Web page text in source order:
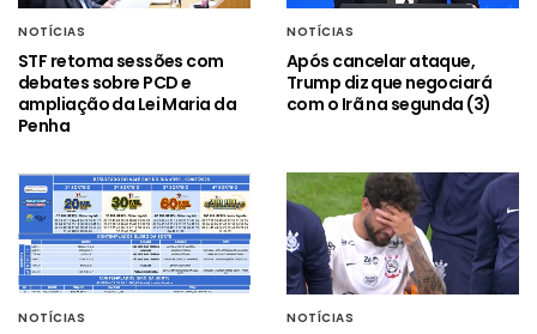
NOTÍCIAS
STF retoma sessões com
debates sobre PCD e
ampliação da Lei Maria da
Penha
NOTÍCIAS
Após cancelar ataque,
Trump diz que negociará
com o Irã na segunda (3)
NOTÍCIAS NOTÍCIAS